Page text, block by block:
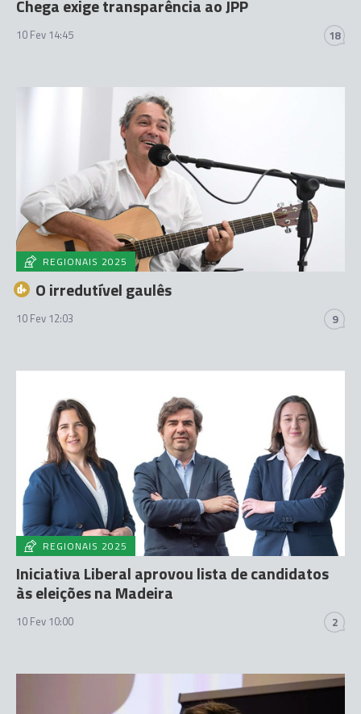
Chega exige transparência ao JPP
10 Fev 14:45 18
REGIONAIS 2025
O irredutível gaulês
10 Fev 12:03 9
REGIONAIS 2025
Iniciativa Liberal aprovou lista de candidatos
às eleições na Madeira
10 Fev 10:00 2